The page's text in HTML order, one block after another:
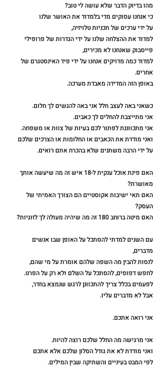
מהו בדיוק הדבר שלא עושה לי טוב?
כי אנחנו עסוקים מדי בלמדוד את האושר שלנו
על ידי ערכים של תכניות טלויזיה,
למדוד את ההצלחה שלנו על ידי הגדרות של פרופילי
פייסבוק שאנחנו לא מכירים,
למדוד כמה מדויקים אנחנו על ידי פיד האינסטגרם של
אחרים.
באופן הזה המדידה מאבדת מערכה.
כשאני באה לעצב חלל אני באה להגשים לך חלום.
אני מתייצבת להחלים לך כאבים.
אני מתכווננת לפתור לכם בעיות של צוות או משפחה.
ואני מודדת את הכאבים או החלומות או הצרכים שלכם
על ידי הרבה משתנים שלא בהכרח אתם רואים.
האם פינת אוכל ענקית ל-18 איש זה מה שיעשה אותך
מאושרת?
האם תאי ישיבות אקוסטיים הם הצורך האמיתי של
העסק?
האם מיטה ברוחב 180 זה מה שיהיה מעולה לך לזוגיות?
עם השנים למדתי להסתכל על האופן שבו אנשים
מדברים,
לנסות להבין מה השפה שלהם אומרת על מי שהם,
לחפש דפוסים, להסתכל על השלם ולא רק על הפרט.
לפעמים בכלל צריך להתכוונן לרגש שנמצא בחדר,
אבל לא מדברים עליו.
אני רואה אתכם.
אני מרגישה מה החלל שלכם רוצה להיות.
ואני מודדת לא את גודל הסלון שלכם אלא אתכם
לפי המבט בעיניים והשתיקה שבין המילים.